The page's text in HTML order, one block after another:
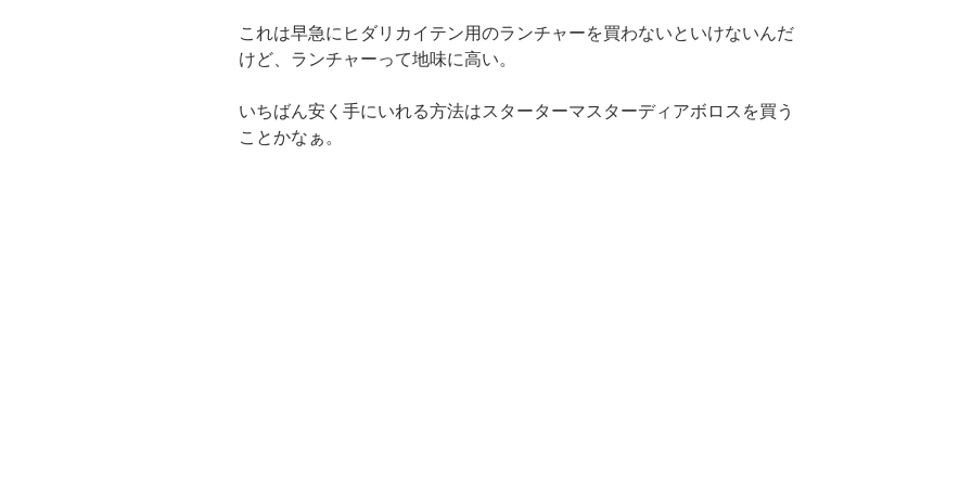
これは早急にヒダリカイテン用のランチャーを買わないといけないんだ
けど、ランチャーって地味に高い。
いちばん安く手にいれる方法はスターターマスターディアボロスを買う
ことかなぁ。